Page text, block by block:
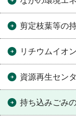
剪定枝葉等の
リチウムイオ
資源再生セン
持ち込みごみ